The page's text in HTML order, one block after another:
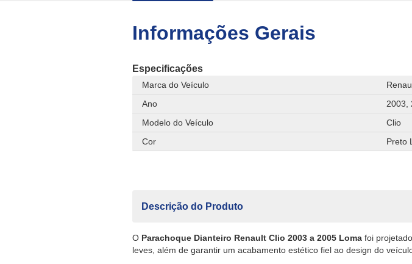
Informações Gerais
Especificações
Marca do Veículo
Ano
2003,
Modelo do Veículo
Clio
Cor
Preto
Descrição do Produto
O Parachoque Dianteiro Renault Clio 2003 a 2005 Loma foi
leves, além de garantir um acabamento estético fiel ao design do